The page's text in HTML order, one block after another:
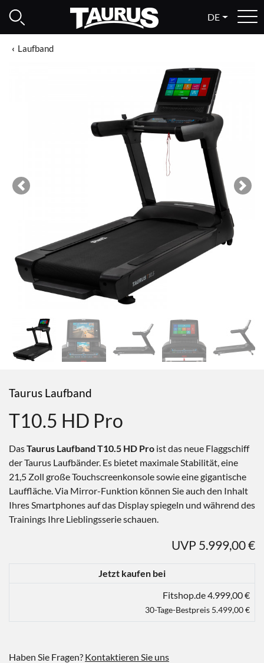
DE
Laufband
Previous Next
Taurus Laufband
T10.5 HD Pro
DasTaurus Laufband T10.5 HD Pro ist das neue Flaggschiff
der Taurus Laufbänder. Es bietet maximale Stabilität, eine
21,5 Zoll große Touchscreenkonsole sowie eine gigantische
Lauffläche. Via Mirror-Funktion können Sie auch den Inhalt
Ihres Smartphones auf das Display spiegeln und während des
Trainings Ihre Lieblingsserie schauen.
UVP 5.999,00 €
Jetzt kaufen bei
Fitshop.de 4.999,00 €
30-Tage-Bestpreis 5.499,00 €
Haben Sie Fragen? Kontaktieren Sie uns